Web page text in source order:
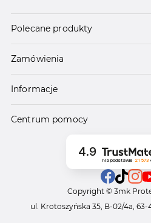
Polecane produkty
Zamówienia
Informacje
Centrum pomocy
4.9
Na podstawie 21 573
Copyright © 3mk
ul. Krotoszyńska 35, B-02/4a,